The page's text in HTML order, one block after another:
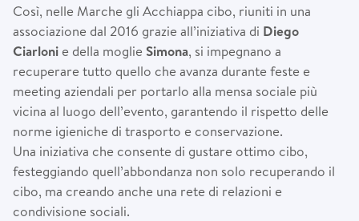
Così, nelle Marche gli Acchiappa cibo, riuniti in una
associazione dal 2016 grazie all’iniziativa di Diego
Ciarloni e della moglie Simona, si impegnano a
recuperare tutto quello che avanza durante feste e
meeting aziendali per portarlo alla mensa sociale più
vicina al luogo dell’evento, garantendo il rispetto delle
norme igieniche di trasporto e conservazione.
Una iniziativa che consente di gustare ottimo cibo,
festeggiando quell’abbondanza non solo recuperando il
cibo, ma creando anche una rete di relazioni e
condivisione sociali.